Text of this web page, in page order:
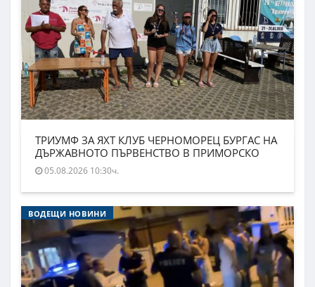
ТРИУМФ ЗА ЯХТ КЛУБ ЧЕРНОМОРЕЦ БУРГАС НА
ДЪРЖАВНОТО ПЪРВЕНСТВО В ПРИМОРСКО
05.08.2026 10:30ч.
ВОДЕЩИ НОВИНИ